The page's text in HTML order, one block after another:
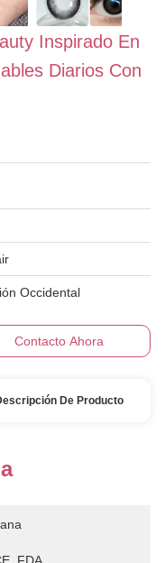
Inspirado En
Diarios Con
Occidental
Contacto Ahora
De Producto